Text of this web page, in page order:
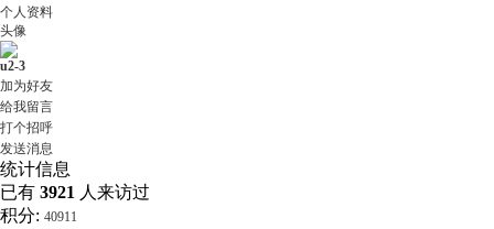
个人资料
头像
u2-3
加为好友
给我留言
打个招呼
发送消息
统计信息
已有 3921 人来访过
积分: 40911